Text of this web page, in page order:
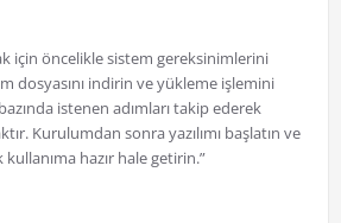
için öncelikle sistem gereksinimlerini
dosyasını indirin ve yükleme işlemini
istenen adımları takip ederek
Kurulumdan sonra yazılımı başlatın ve
hazır hale getirin.”